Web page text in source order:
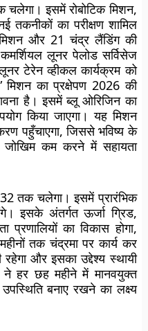
चलेगा। इसमें रोबोटिक मिशन,
तकनीकों का परीक्षण शामिल
और 21 चंद्र लैंडिंग की
लूनर पेलोड सर्विसेज
टेरेन व्हीकल कार्यक्रम को
मिशन का प्रक्षेपण 2026 की
है। इसमें ब्लू ओरिजिन का
किया जाएगा। यह मिशन
पहुँचाएगा, जिससे भविष्य के
जोखिम कम करने में सहायता
तक चलेगा। इसमें प्रारंभिक
इसके अंतर्गत ऊर्जा ग्रिड,
प्रणालियों का विकास होगा,
तक चंद्रमा पर कार्य कर
और इसका उद्देश्य स्थायी
हर छह महीने में मानवयुक्त
बनाए रखने का लक्ष्य